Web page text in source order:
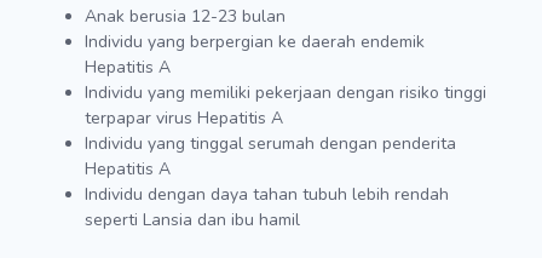
Anak berusia 12-23 bulan
Individu yang berpergian ke daerah endemik
Hepatitis A
Individu yang memiliki pekerjaan dengan risiko tinggi
terpapar virus Hepatitis A
Individu yang tinggal serumah dengan penderita
Hepatitis A
Individu dengan daya tahan tubuh lebih rendah
seperti Lansia dan ibu hamil